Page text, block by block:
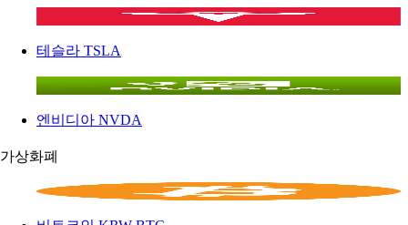
테슬라 TSLA
엔비디아 NVDA
가상화폐